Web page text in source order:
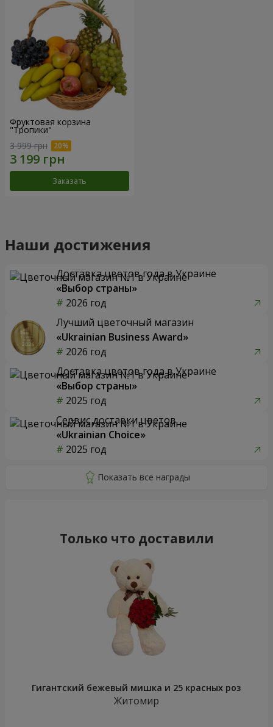
Фруктовая корзина
"Тропики"
3 999 грн
Заказать
Наши достижения
Доставка цветов года в Украине
«Выбор страны»
2026 год
Лучший цветочный магазин
«Ukrainian Business Award»
2026 год
Доставка цветов года в Украине
«Выбор страны»
2025 год
Сервис доставки цветов
«Ukrainian Choice»
2025 год
Только что доставили
Гигантский бежевый мишка и 25 красных роз
Житомир